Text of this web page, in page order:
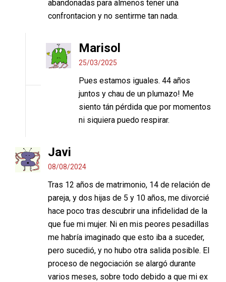
abandonadas para almenos tener una
confrontacion y no sentirme tan nada.
Marisol
25/03/2025
Pues estamos iguales. 44 años
juntos y chau de un plumazo! Me
siento tán pérdida que por momentos
ni siquiera puedo respirar.
Javi
08/08/2024
Tras 12 años de matrimonio, 14 de relación de
pareja, y dos hijas de 5 y 10 años, me divorcié
hace poco tras descubrir una infidelidad de la
que fue mi mujer. Ni en mis peores pesadillas
me habría imaginado que esto iba a suceder,
pero sucedió, y no hubo otra salida posible. El
proceso de negociación se alargó durante
varios meses, sobre todo debido a que mi ex